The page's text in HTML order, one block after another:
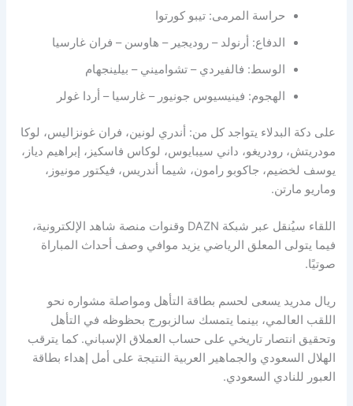
حراسة المرمى: تيبو كورتوا
الدفاع: أرنولد – روديجير – هاوسن – فران غارسيا
الوسط: فالفيردي – تشواميني – بيلينجهام
الهجوم: فينيسيوس جونيور – غارسيا – أردا غولر
على دكة البدلاء يتواجد كل من: أندري لونين، فران غونزاليس، لوكا
مودريتش، رودريغو، داني سيبايوس، لوكاس فاسكيز، إبراهيم دياز،
يوسف لخضيم، جاكوبو رامون، شيما أندريس، فيكتور مونيوز،
وماريو مارتن.
اللقاء سيُنقل عبر شبكة DAZN وقنوات منصة شاهد الإلكترونية،
فيما يتولى المعلق الرياضي يزيد موافي وصف أحداث المباراة
صوتيًا.
ريال مدريد يسعى لحسم بطاقة التأهل ومواصلة مشواره نحو
اللقب العالمي، بينما يتمسك سالزبورج بحظوظه في التأهل
وتحقيق انتصار تاريخي على حساب العملاق الإسباني. كما يترقب
الهلال السعودي والجماهير العربية النتيجة على أمل إهداء بطاقة
العبور للنادي السعودي.